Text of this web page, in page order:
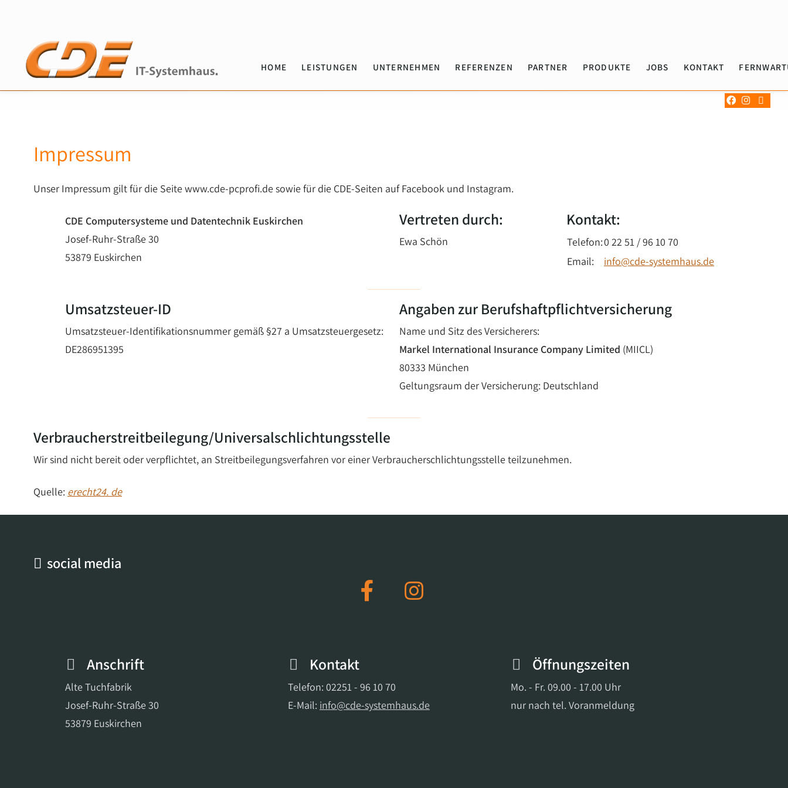
HOME LEISTUNGEN UNTERNEHMEN REFERENZEN PARTNER PRODUKTE JOBS KONTAKT
Impressum
Unser Impressum gilt für die Seite www.cde-pcprofi.de sowie für die CDE-Seiten auf Facebook und Instagram.
CDE Computersysteme und Datentechnik Euskirchen
Josef-Ruhr-Straße 30
53879 Euskirchen
Vertreten durch:
Ewa Schön
Kontakt:
Telefon:0 22 51 / 96 10 70
Email:
info@cde-systemhaus.de
Umsatzsteuer-ID
Umsatzsteuer-Identifikationsnummer gemäß §27 a Umsatzsteuergesetz:
DE286951395
Angaben zur Berufshaftpflichtversicherung
Name und Sitz des Versicherers:
Markel International Insurance Company Limited (MIICL)
80333 München
Geltungsraum der Versicherung: Deutschland
Verbraucherstreitbeilegung/Universalschlichtungsstelle
Wir sind nicht bereit oder verpflichtet, an Streitbeilegungsverfahren vor einer Verbraucherschlichtungsstelle teilzunehmen.
Quelle: erecht24. de
social media
Anschrift
Alte Tuchfabrik
Josef-Ruhr-Straße 30
53879 Euskirchen
Kontakt
Telefon: 02251 - 96 10 70
E-Mail: info@cde-systemhaus.de
Öffnungszeiten
Mo. - Fr. 09.00 - 17.00 Uhr
nur nach tel. Voranmeldung